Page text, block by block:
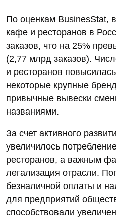
По оценкам BusinesStat,
кафе и ресторанов в
заказов, что на 25%
(2,77 млрд заказов).
и ресторанов
некоторые крупные
привычные вывески
названиями.
За счет активного
увеличилось
ресторанов, а важным
легализация отрасли.
безналичной оплаты и
для предприятий
способствовали